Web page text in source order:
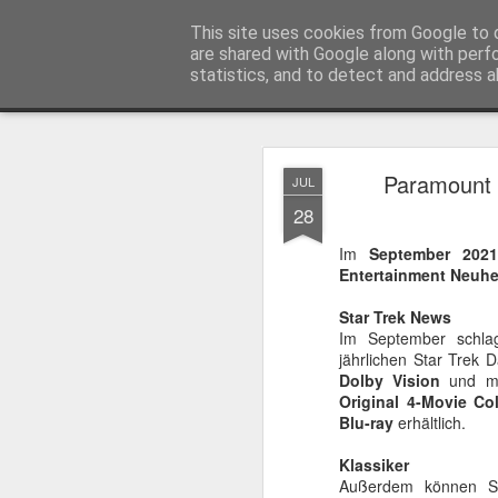
JUL
28
ImSeptember 2021
Entertainment
Star Trek News
Im September
jährlichen Star Trek
Dolby Vision und
Original 4-Movie
Blu-ray erhältlich.
Klassiker
Außerdem können
This site uses cookies from Google to
are shared with Google along with
statistics, and to detect and address
MyKinoTrailer
Gewinnt
Plakate.